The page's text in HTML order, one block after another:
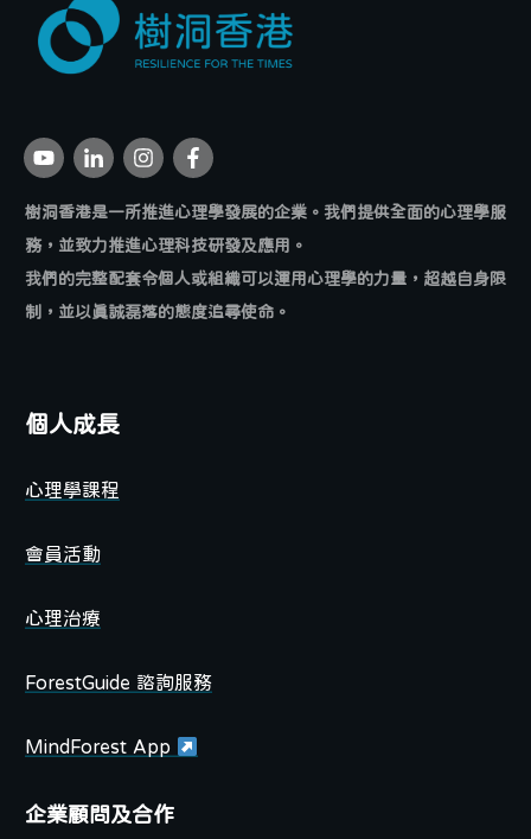
樹洞香港是一所推進心理學發展的企業。我們提供全面的心理學服
務，並致力推進心理科技研發及應用。
我們的完整配套令個人或組織可以運用心理學的力量，超越自身限
制，並以真誠磊落的態度追尋使命。
個人成長
心理學課程
會員活動
心理治療
ForestGuide 諮詢服務
MindForest App
企業顧問及合作